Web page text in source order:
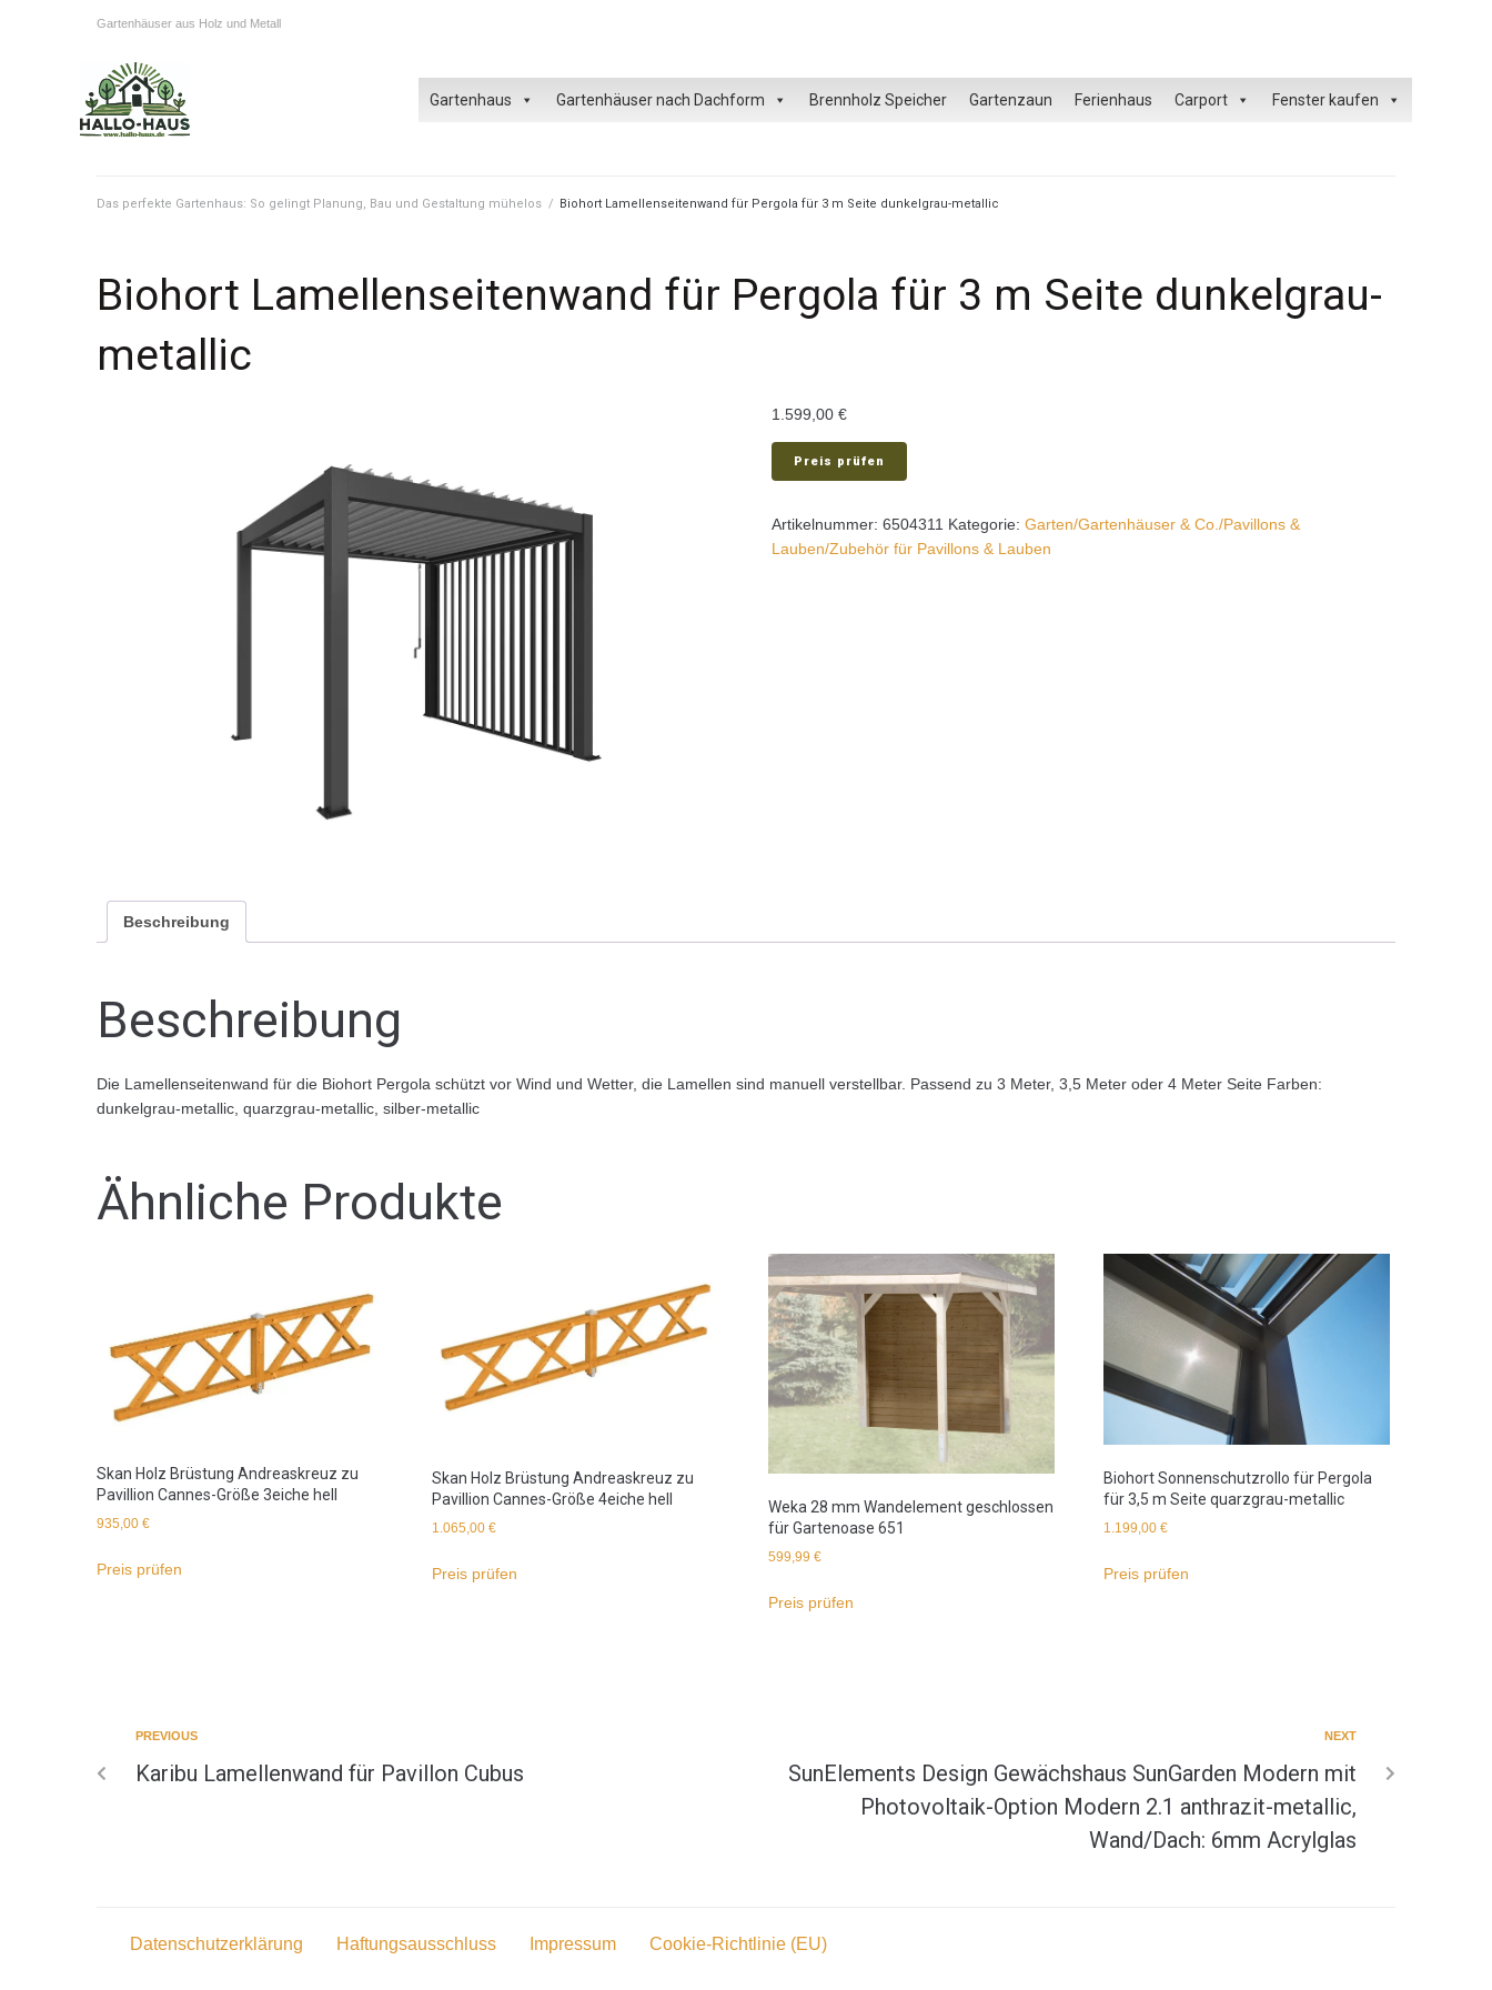
Gartenhäuser aus Holz und Metall
Gartenhaus Gartenhäuser nach Dachform Brennholz Speicher Gartenzaun Ferienhaus Carport Fenster kaufen
Das perfekte Gartenhaus: So gelingt Planung, Bau und Gestaltung mühelos / Biohort Lamellenseitenwand für Pergola für 3 m Seite dunkelgrau-metallic
Biohort Lamellenseitenwand für Pergola für 3 m Seite dunkelgrau-
metallic
1.599,00€
Preis prüfen
Artikelnummer:6504311 Kategorie:Garten/Gartenhäuser & Co./Pavillons &
Lauben/Zubehör für Pavillons & Lauben
Beschreibung
Beschreibung
Die Lamellenseitenwand für die Biohort Pergola schützt vor Wind und Wetter, die Lamellen sind manuell verstellbar. Passend zu 3 Meter, 3,5 Meter oder 4 Meter Seite Farben:
dunkelgrau-metallic, quarzgrau-metallic, silber-metallic
Ähnliche Produkte
Skan Holz Brüstung Andreaskreuz zu
Pavillion Cannes-Größe 3eiche hell
935,00 €
Preis prüfen
Skan Holz Brüstung Andreaskreuz zu
Pavillion Cannes-Größe 4eiche hell
1.065,00€
Preis prüfen
Weka 28 mm Wandelement geschlossen
für Gartenoase 651
599,99 €
Preis prüfen
Biohort Sonnenschutzrollo für Pergola
für 3,5 m Seite quarzgrau-metallic
1.199,00€
Preis prüfen
PREVIOUS
Karibu Lamellenwand für Pavillon Cubus
NEXT
SunElements Design Gewächshaus SunGarden Modern mit
Photovoltaik-Option Modern 2.1 anthrazit-metallic,
Wand/Dach: 6mm Acrylglas
Datenschutzerklärung Haftungsausschluss Impressum Cookie-Richtlinie (EU)